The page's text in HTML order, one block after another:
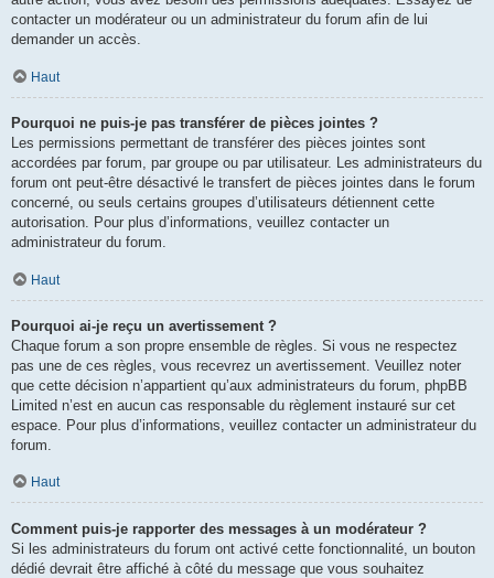
contacter un modérateur ou un administrateur du forum afin de lui
demander un accès.
Haut
Pourquoi ne puis-je pas transférer de pièces jointes ?
Les permissions permettant de transférer des pièces jointes sont
accordées par forum, par groupe ou par utilisateur. Les administrateurs du
forum ont peut-être désactivé le transfert de pièces jointes dans le forum
concerné, ou seuls certains groupes d’utilisateurs détiennent cette
autorisation. Pour plus d’informations, veuillez contacter un
administrateur du forum.
Haut
Pourquoi ai-je reçu un avertissement ?
Chaque forum a son propre ensemble de règles. Si vous ne respectez
pas une de ces règles, vous recevrez un avertissement. Veuillez noter
que cette décision n’appartient qu’aux administrateurs du forum, phpBB
Limited n’est en aucun cas responsable du règlement instauré sur cet
espace. Pour plus d’informations, veuillez contacter un administrateur du
forum.
Haut
Comment puis-je rapporter des messages à un modérateur ?
Si les administrateurs du forum ont activé cette fonctionnalité, un bouton
dédié devrait être affiché à côté du message que vous souhaitez